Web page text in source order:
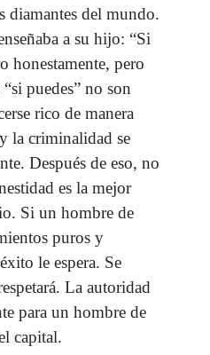
diamantes del mundo.
a su hijo: “Si
honestamente, pero
puedes” no son
rico de manera
la criminalidad se
Después de eso, no
es la mejor
Si un hombre de
puros y
le espera. Se
La autoridad
para un hombre de
capital.